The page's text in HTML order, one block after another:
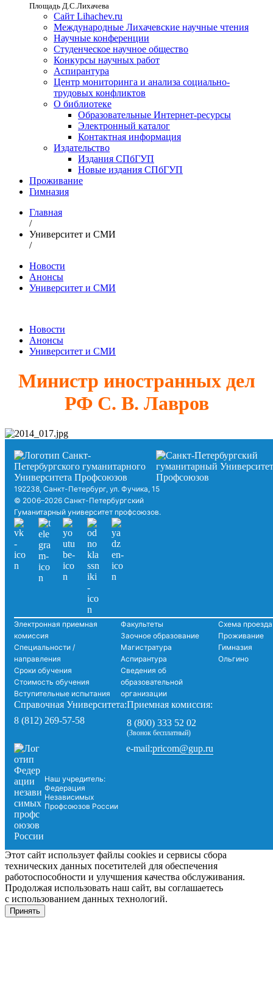
Площадь Д.С.Лихачева
Сайт Lihachev.ru
Международные Лихачевские научные чтения
Научные конференции
Студенческое научное общество
Конкурсы научных работ
Аспирантура
Центр мониторинга и анализа социально-
трудовых конфликтов
О библиотеке
Образовательные Интернет-ресурсы
Электронный каталог
Контактная информация
Издательство
Издания СПбГУП
Новые издания СПбГУП
Проживание
Гимназия
Главная
/
Университет и СМИ
/
Новости
Анонсы
Университет и СМИ
Новости
Анонсы
Университет и СМИ
Министр иностранных дел
РФ С. В. Лавров
192238, Санкт-Петербург, ул. Фучика, 15
© 2006–2026 Санкт-Петербургский
Гуманитарный университет профсоюзов.
Электронная приемная
комиссия
Специальности /
направления
Сроки обучения
Стоимость обучения
Вступительные испытания
Факультеты
Заочное образование
Магистратура
Аспирантура
Сведения об
образовательной
организации
Схема проезда
Проживание
Гимназия
Ольгино
Справочная Университета:
8 (812) 269-57-58
Приемная комиссия:
8 (800) 333 52 02
(Звонок бесплатный)
Наш учредитель:
Федерация
Независимых
Профсоюзов России
e-mail:pricom@gup.ru
Этот сайт использует файлы cookies и сервисы сбора
технических данных посетителей для обеспечения
работоспособности и улучшения качества обслуживания.
Продолжая использовать наш сайт, вы соглашаетесь
с использованием данных технологий.
Принять